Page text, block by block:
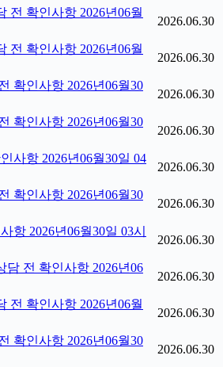
전 확인사항 2026년06월
2026.06.30
전 확인사항 2026년06월
2026.06.30
확인사항 2026년06월30
2026.06.30
확인사항 2026년06월30
2026.06.30
사항 2026년06월30일 04
2026.06.30
확인사항 2026년06월30
2026.06.30
항 2026년06월30일 03시
2026.06.30
담 전 확인사항 2026년06
2026.06.30
전 확인사항 2026년06월
2026.06.30
확인사항 2026년06월30
2026.06.30